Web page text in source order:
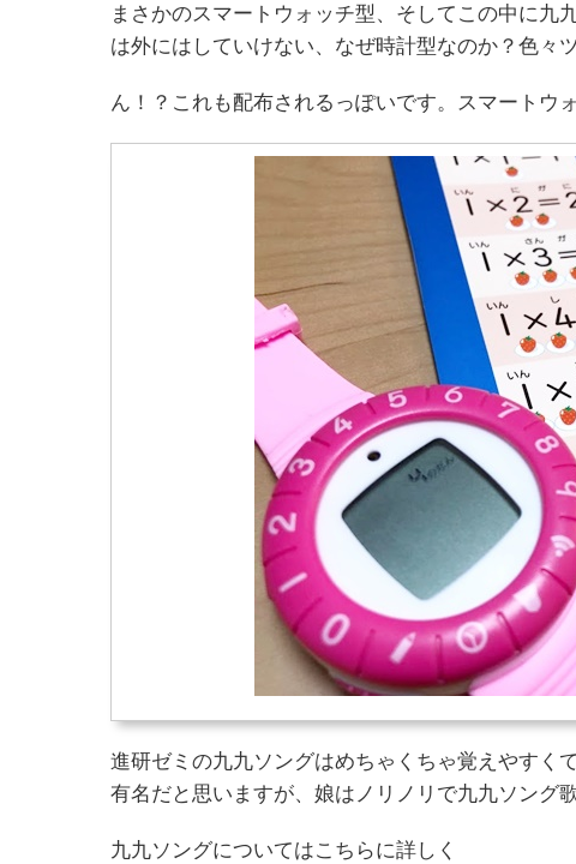
まさかのスマートウォッチ型、そしてこの中に
は外にはしていけない、なぜ時計型なのか？色々
ん！？これも配布されるっぽいです。スマートウ
進研ゼミの九九ソングはめちゃくちゃ覚えやすく
有名だと思いますが、娘はノリノリで九九ソング
九九ソングについてはこちらに詳しく